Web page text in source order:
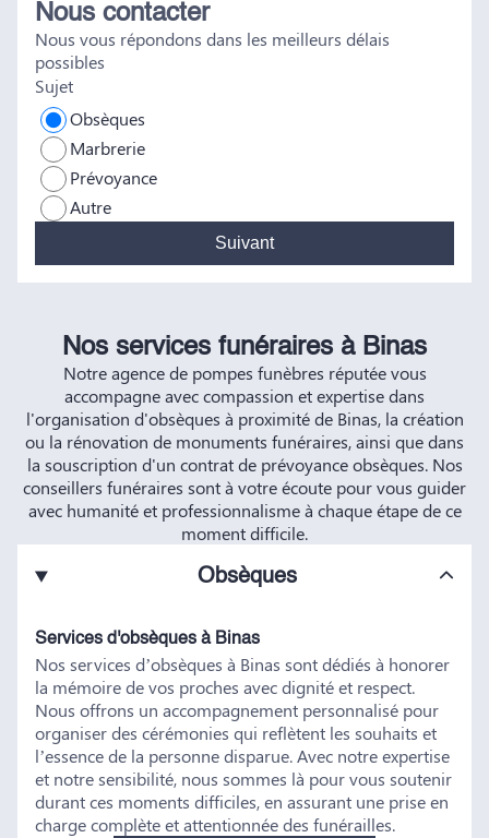
tout a été fait dans les règles. Tous nos vœux de réussite à
vous et à vos futurs clients. Cordialement famille
HERNANDEZ
Nous contacter
Nous vous répondons dans les meilleurs délais
possibles
Sujet
Obsèques
Marbrerie
Prévoyance
Autre
Suivant
Nos services funéraires à Binas
Notre agence de pompes funèbres réputée vous
accompagne avec compassion et expertise dans
l'organisation d'obsèques à proximité de Binas, la création
ou la rénovation de monuments funéraires, ainsi que dans
la souscription d'un contrat de prévoyance obsèques. Nos
conseillers funéraires sont à votre écoute pour vous guider
avec humanité et professionnalisme à chaque étape de ce
moment difficile.
Obsèques
Services d'obsèques à Binas
Nos services d’obsèques à Binas sont dédiés à honorer
la mémoire de vos proches avec dignité et respect.
Nous offrons un accompagnement personnalisé pour
organiser des cérémonies qui reflètent les souhaits et
l’essence de la personne disparue. Avec notre expertise
et notre sensibilité, nous sommes là pour vous soutenir
durant ces moments difficiles, en assurant une prise en
charge complète et attentionnée des funérailles.